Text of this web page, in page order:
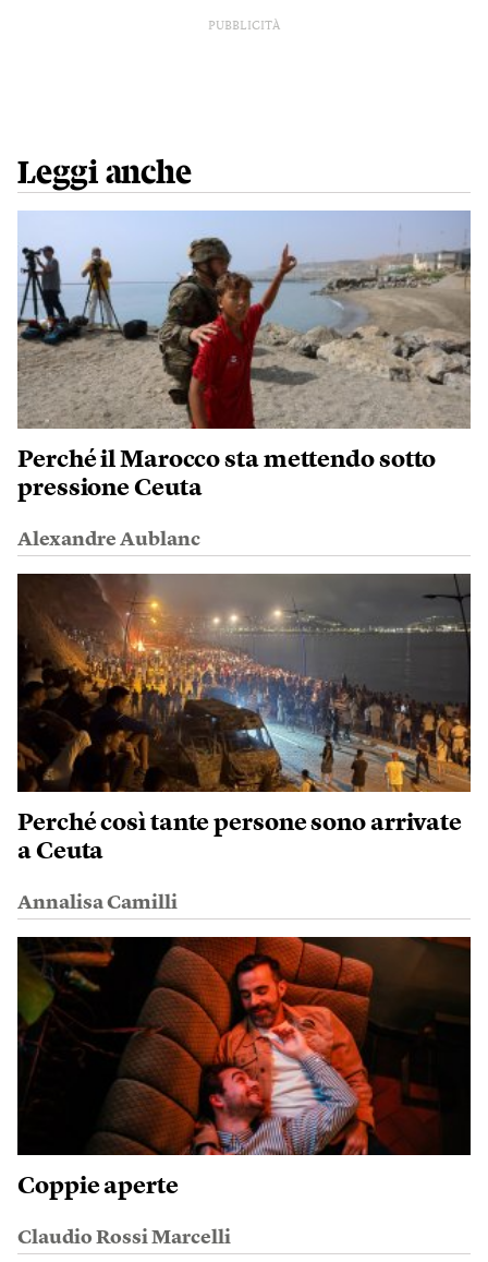
PUBBLICITÀ
Leggi anche
Perché il Marocco sta mettendo sotto
pressione Ceuta
Alexandre Aublanc
Perché così tante persone sono arrivate
a Ceuta
Annalisa Camilli
Coppie aperte
Claudio Rossi Marcelli